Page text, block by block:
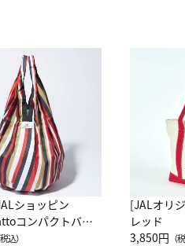
ショッピン
コンパクトバッ
客室乗務員
税込）
[JALオリ
レッド
3,850円 （